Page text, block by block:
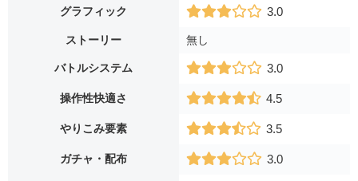
グラフィック 3.0
ストーリー 無し
バトルシステム 3.0
操作性快適さ 4.5
やりこみ要素 3.5
ガチャ・配布 3.0